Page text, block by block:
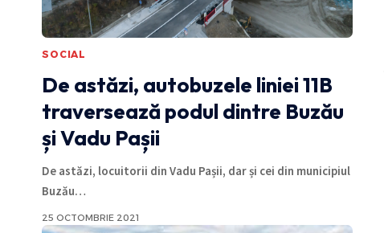
SOCIAL
De astăzi, autobuzele liniei 11B
traversează podul dintre Buzău
și Vadu Pașii
De astăzi, locuitorii din Vadu Pașii, dar și cei din municipiul
Buzău…
25 OCTOMBRIE 2021